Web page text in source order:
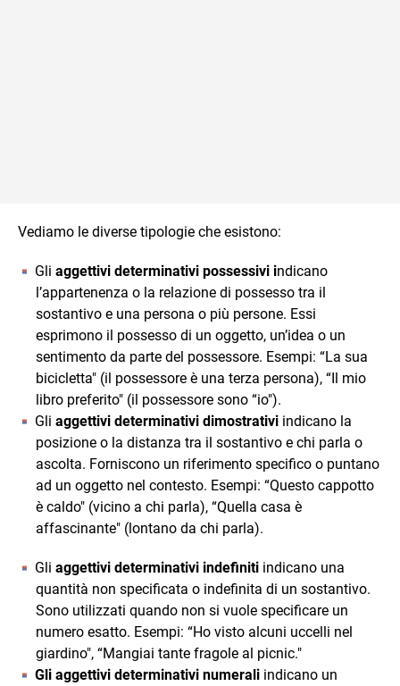
Vediamo le diverse tipologie che esistono:
Gli aggettivi determinativi possessivi indicano
l’appartenenza o la relazione di possesso tra il
sostantivo e una persona o più persone. Essi
esprimono il possesso di un oggetto, un’idea o un
sentimento da parte del possessore. Esempi: “La sua
bicicletta" (il possessore è una terza persona), “Il mio
libro preferito" (il possessore sono “io").
Gli aggettivi determinativi dimostrativi indicano la
posizione o la distanza tra il sostantivo e chi parla o
ascolta. Forniscono un riferimento specifico o puntano
ad un oggetto nel contesto. Esempi: “Questo cappotto
è caldo" (vicino a chi parla), “Quella casa è
affascinante" (lontano da chi parla).
Gli aggettivi determinativi indefiniti indicano una
quantità non specificata o indefinita di un sostantivo.
Sono utilizzati quando non si vuole specificare un
numero esatto. Esempi: “Ho visto alcuni uccelli nel
giardino", “Mangiai tante fragole al picnic."
Gli aggettivi determinativi numerali indicano un